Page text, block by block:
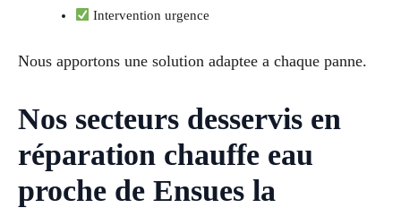
Intervention urgence
Nous apportons une solution adaptee a chaque panne.
Nos secteurs desservis en
réparation chauffe eau
proche de Ensues la